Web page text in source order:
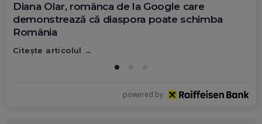
Diana Olar, românca de la Google care
demonstrează că diaspora poate schimba
România
Citește articolul
powered by